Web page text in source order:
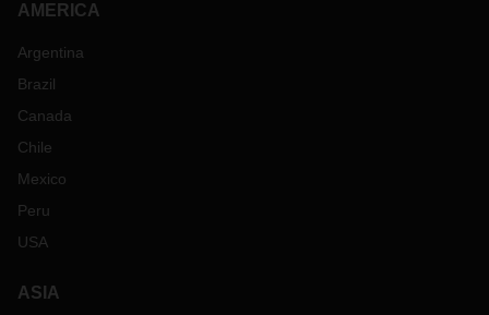
AMERICA
Argentina
Brazil
Canada
Chile
Mexico
Peru
USA
ASIA